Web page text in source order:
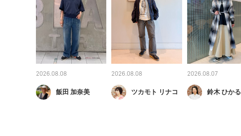
2026.08.08
飯田 加奈美
2026.08.08
ツカモト リナコ
2026.08.07
鈴木 ひかる